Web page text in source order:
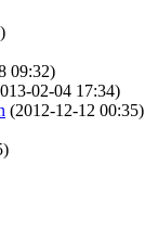
09:32)
02-04 17:34)
(2012-12-12 00:35)